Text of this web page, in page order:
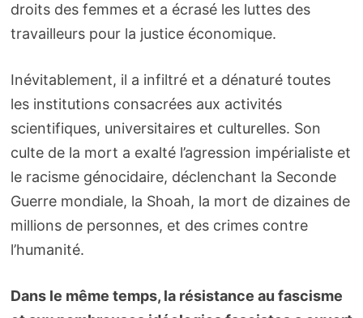
droits des femmes et a écrasé les luttes des
travailleurs pour la justice économique.
Inévitablement, il a infiltré et a dénaturé toutes
les institutions consacrées aux activités
scientifiques, universitaires et culturelles. Son
culte de la mort a exalté l’agression impérialiste et
le racisme génocidaire, déclenchant la Seconde
Guerre mondiale, la Shoah, la mort de dizaines de
millions de personnes, et des crimes contre
l’humanité.
Dans le même temps, la résistance au fascisme